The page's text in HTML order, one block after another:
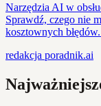
Narzędzia AI w
Sprawdź, czego nie
kosztownych
redakcja poradnik.ai